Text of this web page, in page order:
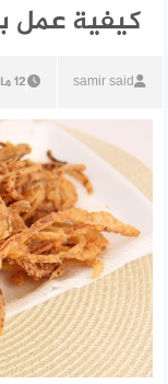
كيفية عمل
samir said 12 مايو، 2026